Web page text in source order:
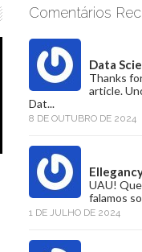
Comentários
Data
Thanks
article.
Dat...
8 DE OUTUBRO DE 2024
UAU!
falamos
1 DE JULHO DE 2024